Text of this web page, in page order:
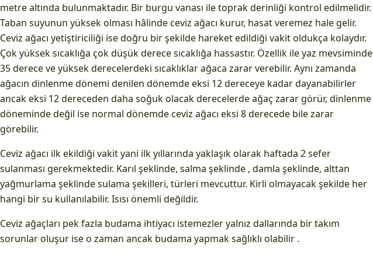
metre altında bulunmaktadır. Bir burgu vanası ile toprak derinliği kontrol edilmelidir.
Taban suyunun yüksek olması hâlinde ceviz ağacı kurur, hasat veremez hale gelir.
Ceviz ağacı yetiştiriciliği ise doğru bir şekilde hareket edildiği vakit oldukça kolaydır.
Çok yüksek sıcaklığa çok düşük derece sıcaklığa hassastır. Özellik ile yaz mevsiminde
35 derece ve yüksek derecelerdeki sıcaklıklar ağaca zarar verebilir. Aynı zamanda
ağacın dinlenme dönemi denilen dönemde eksi 12 dereceye kadar dayanabilirler
ancak eksi 12 dereceden daha soğuk olacak derecelerde ağaç zarar görür, dinlenme
döneminde değil ise normal dönemde ceviz ağacı eksi 8 derecede bile zarar
görebilir.
Ceviz ağacı ilk ekildiği vakit yani ilk yıllarında yaklaşık olarak haftada 2 sefer
sulanması gerekmektedir. Karıl şeklinde, salma şeklinde , damla şeklinde, alttan
yağmurlama şeklinde sulama şekilleri, türleri mevcuttur. Kirli olmayacak şekilde her
hangi bir su kullanılabilir. Isısı önemli değildir.
Ceviz ağaçları pek fazla budama ihtiyacı istemezler yalnız dallarında bir takım
sorunlar oluşur ise o zaman ancak budama yapmak sağlıklı olabilir .